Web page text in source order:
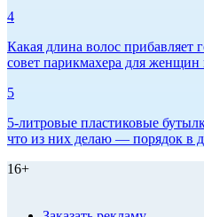
4
Какая длина волос прибавляет
совет парикмахера для женщин
5
5-литровые пластиковые
что из них делаю — порядок в
16+